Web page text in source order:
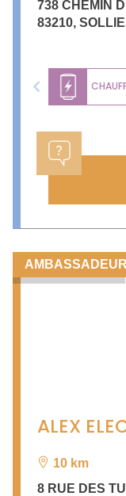
738 CHEMIN
83210,
Previous
AMBASSADEUR
ALEX
10 km
8 RUE DES